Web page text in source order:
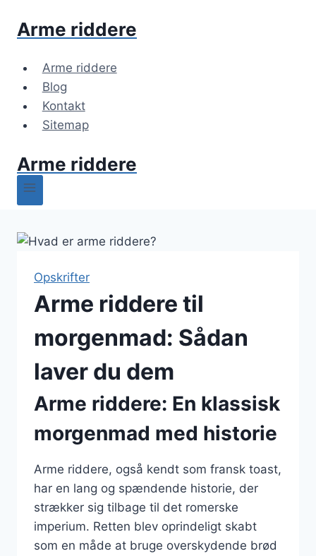
Arme riddere
Arme riddere
Blog
Kontakt
Sitemap
Arme riddere
Opskrifter
Arme riddere til
morgenmad: Sådan
laver du dem
Arme riddere: En klassisk
morgenmad med historie
Arme riddere, også kendt som fransk toast,
har en lang og spændende historie, der
strækker sig tilbage til det romerske
imperium. Retten blev oprindeligt skabt
som en måde at bruge overskydende brød